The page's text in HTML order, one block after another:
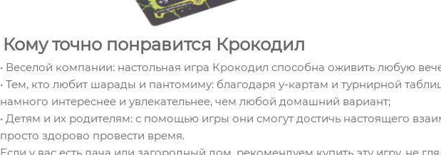
Кому точно понравится Крокодил
• Веселой компании: настольная игра Крокодил способна оживить любую
• Тем, кто любит шарады и пантомиму: благодаря у-картам и турнирной
намного интереснее и увлекательнее, чем любой домашний вариант;
• Детям и их родителям: с помощью игры они смогут достичь настоящего
просто здорово провести время.